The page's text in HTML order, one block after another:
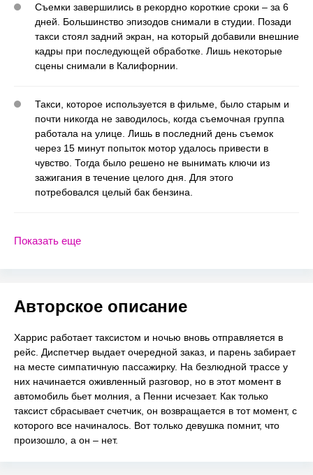
Съемки завершились в рекордно короткие сроки – за 6
дней. Большинство эпизодов снимали в студии. Позади
такси стоял задний экран, на который добавили внешние
кадры при последующей обработке. Лишь некоторые
сцены снимали в Калифорнии.
Такси, которое используется в фильме, было старым и
почти никогда не заводилось, когда съемочная группа
работала на улице. Лишь в последний день съемок
через 15 минут попыток мотор удалось привести в
чувство. Тогда было решено не вынимать ключи из
зажигания в течение целого дня. Для этого
потребовался целый бак бензина.
Показать еще
Авторское описание
Харрис работает таксистом и ночью вновь отправляется в
рейс. Диспетчер выдает очередной заказ, и парень забирает
на месте симпатичную пассажирку. На безлюдной трассе у
них начинается оживленный разговор, но в этот момент в
автомобиль бьет молния, а Пенни исчезает. Как только
таксист сбрасывает счетчик, он возвращается в тот момент, с
которого все начиналось. Вот только девушка помнит, что
произошло, а он – нет.